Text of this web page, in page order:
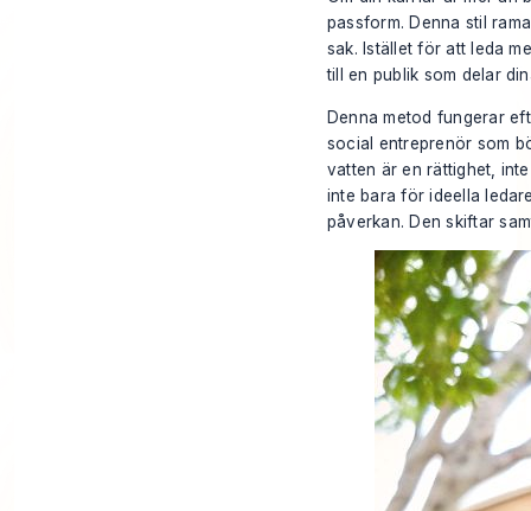
passform. Denna stil
sak. Istället för att leda
till en publik som delar
Denna metod fungerar
social entreprenör som
vatten är en rättighet,
inte bara för ideella
påverkan. Den skiftar